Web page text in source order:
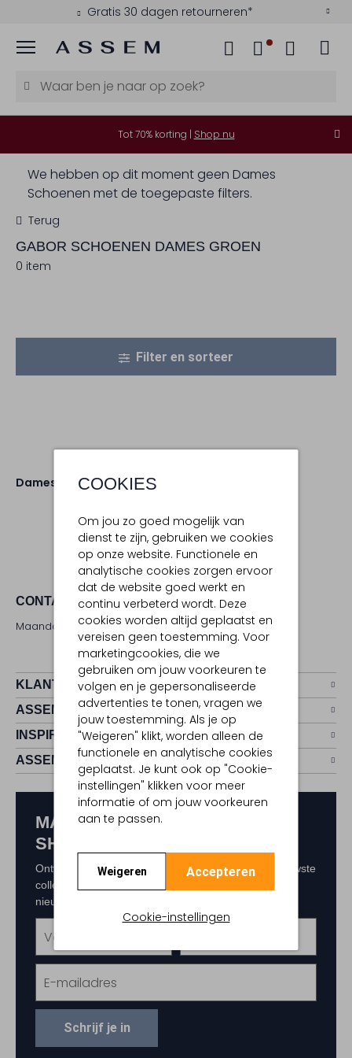
Gratis 30 dagen retourneren*
Menu
COOKIES
Om jou zo goed mogelijk van
dienst te zijn, gebruiken we cookies
op onze website. Functionele en
analytische cookies zorgen ervoor
dat de website goed werkt en
continu verbeterd wordt. Deze
cookies worden altijd geplaatst en
vereisen geen toestemming. Voor
marketingcookies, die we
gebruiken om jouw voorkeuren te
volgen en je gepersonaliseerde
advertenties te tonen, vragen we
jouw toestemming. Als je op
"Weigeren" klikt, worden alleen de
functionele en analytische cookies
geplaatst. Je kunt ook op "Cookie-
instellingen" klikken voor meer
informatie of om jouw voorkeuren
aan te passen.
Weigeren Accepteren
Cookie-instellingen
Tot 70% korting | Shop nu
We hebben op dit moment geen Dames
Schoenen met de toegepaste filters.
Terug
GABOR SCHOENEN DAMES GROEN
0 item
Filter en sorteer
Dames Schoenen
CONTACT
Maandag - zaterdag 09:00 - 17:00 uur
KLANTENSERVICE
ASSEMVIP
INSPIRATIE
ASSEM
MAAK KANS OP € 150,-
SHOPTEGOED
Ontvang als eerste exclusieve updates over de nieuwste
collecties, acties en events. Schrijf je in voor de
nieuwsbrief en maak kans op € 150,- shoptegoed.
Schrijf je in